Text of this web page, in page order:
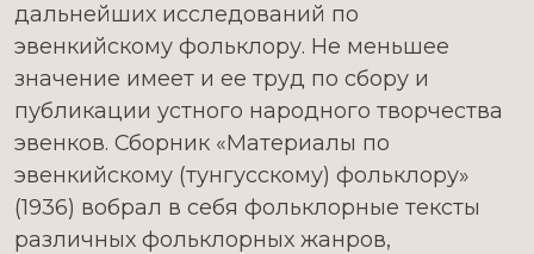
дальнейших исследований по
эвенкийскому фольклору. Не меньшее
значение имеет и ее труд по сбору и
публикации устного народного творчества
эвенков. Сборник «Материалы по
эвенкийскому (тунгусскому) фольклору»
(1936) вобрал в себя фольклорные тексты
различных фольклорных жанров,